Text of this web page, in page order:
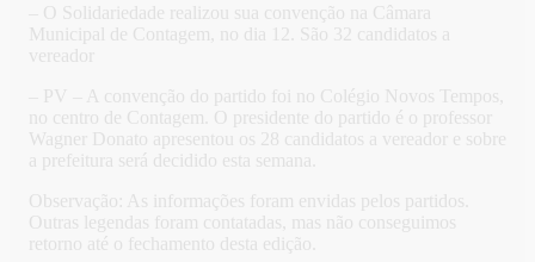
– O Solidariedade realizou sua convenção na Câmara
Municipal de Contagem, no dia 12. São 32 candidatos a
vereador
– PV – A convenção do partido foi no Colégio Novos Tempos,
no centro de Contagem. O presidente do partido é o professor
Wagner Donato apresentou os 28 candidatos a vereador e sobre
a prefeitura será decidido esta semana.
Observação: As informações foram envidas pelos partidos.
Outras legendas foram contatadas, mas não conseguimos
retorno até o fechamento desta edição.